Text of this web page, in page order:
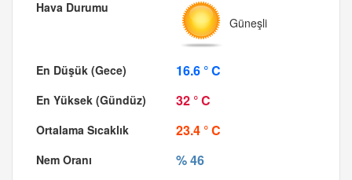
Güneşli
16.6 ° C
32 ° C
23.4 ° C
% 46